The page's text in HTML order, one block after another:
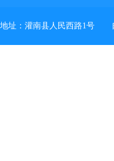
地址：灌南县人民西路1号